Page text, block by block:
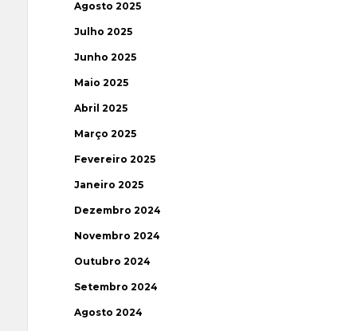
Agosto 2025
Julho 2025
Junho 2025
Maio 2025
Abril 2025
Março 2025
Fevereiro 2025
Janeiro 2025
Dezembro 2024
Novembro 2024
Outubro 2024
Setembro 2024
Agosto 2024